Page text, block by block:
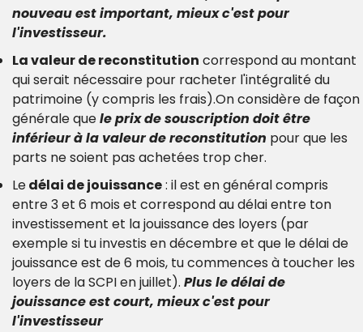
nouveau est important, mieux c'est pour
l'investisseur.
La valeur de reconstitution correspond au montant
qui serait nécessaire pour racheter l'intégralité du
patrimoine (y compris les frais).On considère de façon
générale que le prix de souscription doit être
inférieur à la valeur de reconstitution pour que les
parts ne soient pas achetées trop cher.
Le délai de jouissance : il est en général compris
entre 3 et 6 mois et correspond au délai entre ton
investissement et la jouissance des loyers (par
exemple si tu investis en décembre et que le délai de
jouissance est de 6 mois, tu commences à toucher les
loyers de la SCPI en juillet). Plus le délai de
jouissance est court, mieux c'est pour
l'investisseur